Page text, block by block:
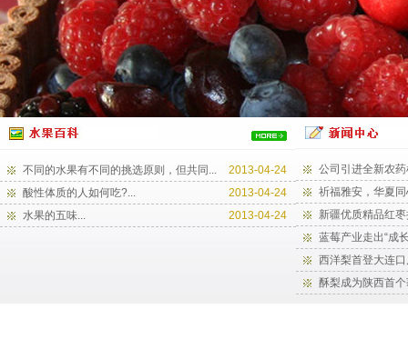
2013-04-24
不同的水果有不同的挑选原则，但共同...
2013-04-24
酸性体质的人如何吃?...
2013-04-24
水果的五味...
公司引进全新农
祈福雅安，华夏
新疆优质精品红
蓝莓产业走出“成
西洋梨首登大连
酥梨成为陕西首